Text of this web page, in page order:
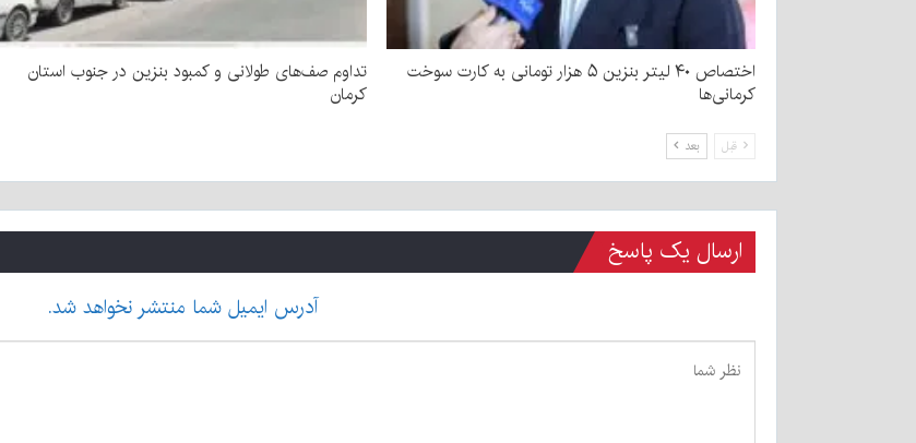
اختصاص ۴۰ لیتر بنزین ۵ هزار تومانی به کارت سوخت
کرمانی‌ها
تداوم صف‌های طولانی و کمبود بنزین در جنوب استان
کرمان
قبل بعد
ارسال یک پاسخ
آدرس ایمیل شما منتشر نخواهد شد.